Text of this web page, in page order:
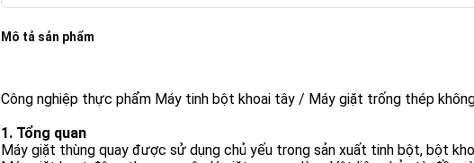
Mô tả sản phẩm
Công nghiệp thực phẩm Máy tinh bột khoai tây / Máy giặt trống thép
1. Tổng quan
Máy giặt thùng quay được sử dụng chủ yếu trong sản xuất tinh bột, bột